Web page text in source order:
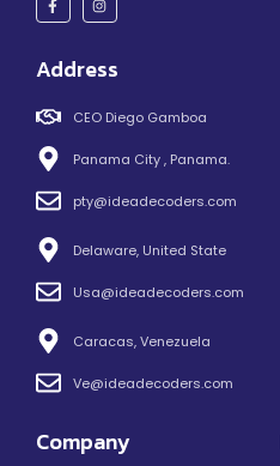
Address
CEO Diego Gamboa
Panama City , Panama.
pty@ideadecoders.com
Delaware, United State
Usa@ideadecoders.com
Caracas, Venezuela
Ve@ideadecoders.com
Company